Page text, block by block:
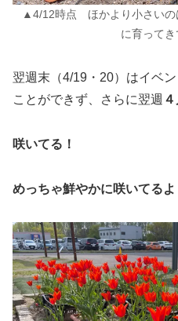
▲4/12時点 ほかより小さいの
に育ってき
翌週末（4/19・20）はイベ
ことができず、さらに翌週
咲いてる！
めっちゃ鮮やかに咲いてるよ